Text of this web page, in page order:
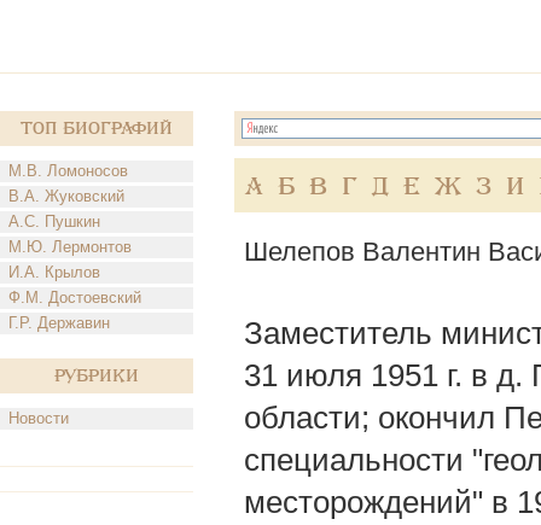
Топ Биографий
М.В. Ломоносов
В.А. Жуковский
А.С. Пушкин
М.Ю. Лермонтов
И.А. Крылов
Ф.М. Достоевский
Г.Р. Державин
Рубрики
Новости
А Б В Г Д Е Ж З И
Шелепов Валентин
Заместитель
31 июля 1951 г. в д.
области; окончил
специальности
месторождений" в